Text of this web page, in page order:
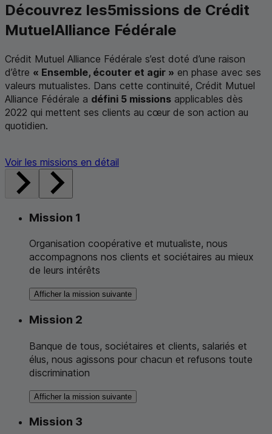
Découvrez les5missions de Crédit
MutuelAlliance Fédérale
Crédit Mutuel Alliance Fédérale s’est doté d’une raison
d’être « Ensemble, écouter et agir » en phase avec ses
valeurs mutualistes. Dans cette continuité, Crédit Mutuel
Alliance Fédérale a défini 5 missions applicables dès
2022 qui mettent ses clients au cœur de son action au
quotidien.
Voir les missions en détail
Mission 1
Organisation coopérative et mutualiste, nous
accompagnons nos clients et sociétaires au mieux
de leurs intérêts
Afficher la mission suivante
Mission 2
Banque de tous, sociétaires et clients, salariés et
élus, nous agissons pour chacun et refusons toute
discrimination
Afficher la mission suivante
Mission 3